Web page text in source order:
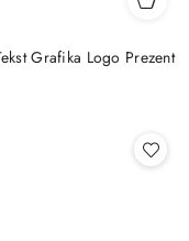
Grafika Logo Prezent